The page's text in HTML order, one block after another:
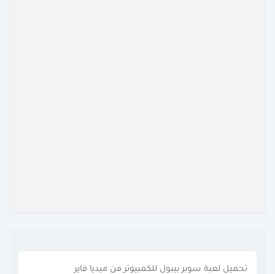
تحميل لعبة سوبر بيبول للكمبيوتر من ميديا فاير